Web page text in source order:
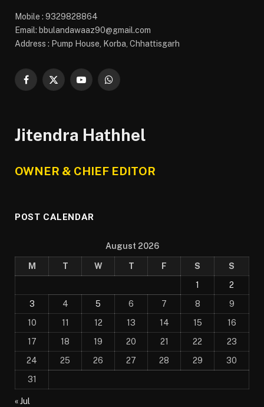
Mobile : 9329828864
Email: bbulandawaaz90@gmail.com
Address : Pump House, Korba, Chhattisgarh
Facebook
X
YouTubeWhatsApp
Jitendra Hathhel
OWNER & CHIEF EDITOR
POST CALENDAR
August 2026
M T W T F S
S
1
2
3
4 5 6 7 8
9
10
11 12 13 14 15
16
17
18 19 20 21 22
23
24
25 26 27 28 29
30
31
« Jul